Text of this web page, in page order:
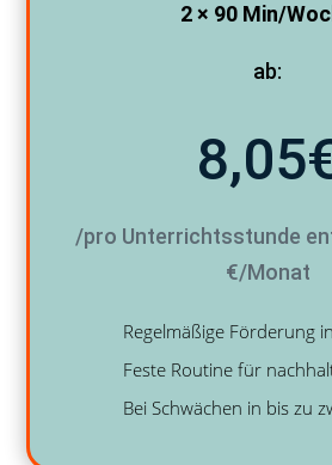
2 × 90 Min/
ab:
/pro Unterrichtsstunde
€/Monat
Regelmäßige Förderung
Feste Routine für
Bei Schwächen in bis zu